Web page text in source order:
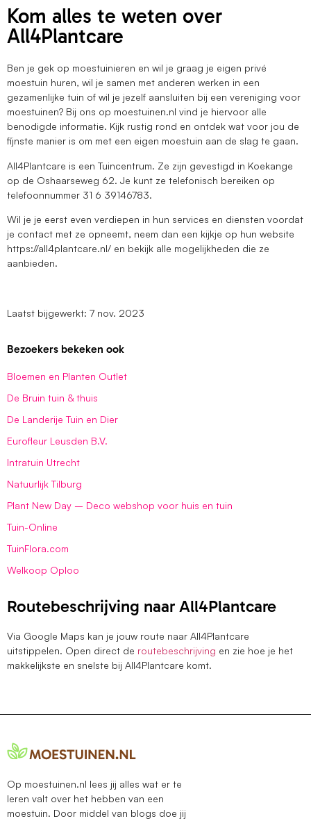
Kom alles te weten over
All4Plantcare
Ben je gek op moestuinieren en wil je graag je eigen privé
moestuin huren, wil je samen met anderen werken in een
gezamenlijke tuin of wil je jezelf aansluiten bij een vereniging voor
moestuinen? Bij ons op moestuinen.nl vind je hiervoor alle
benodigde informatie. Kijk rustig rond en ontdek wat voor jou de
fijnste manier is om met een eigen moestuin aan de slag te gaan.
All4Plantcare is een Tuincentrum. Ze zijn gevestigd in Koekange
op de Oshaarseweg 62. Je kunt ze telefonisch bereiken op
telefoonnummer 31 6 39146783.
Wil je je eerst even verdiepen in hun services en diensten voordat
je contact met ze opneemt, neem dan een kijkje op hun website
https://all4plantcare.nl/ en bekijk alle mogelijkheden die ze
aanbieden.
Laatst bijgewerkt: 7 nov. 2023
Bezoekers bekeken ook
Bloemen en Planten Outlet
De Bruin tuin & thuis
De Landerije Tuin en Dier
Eurofleur Leusden B.V.
Intratuin Utrecht
Natuurlijk Tilburg
Plant New Day – Deco webshop voor huis en tuin
Tuin-Online
TuinFlora.com
Welkoop Oploo
Routebeschrijving naar All4Plantcare
Via Google Maps kan je jouw route naar All4Plantcare
uitstippelen. Open direct de routebeschrijving en zie hoe je het
makkelijkste en snelste bij All4Plantcare komt.
Op moestuinen.nl lees jij alles wat er te
leren valt over het hebben van een
moestuin. Door middel van blogs doe jij